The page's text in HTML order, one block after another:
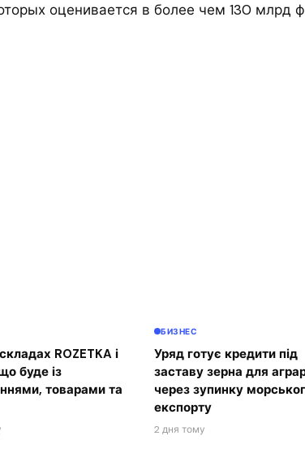
оценивается в более чем 130 млрд
ROZETKA і
буде із
товарами та
БИЗНЕС
Уряд готує кредити під
заставу зерна для
через зупинку
експорту
2 дня тому